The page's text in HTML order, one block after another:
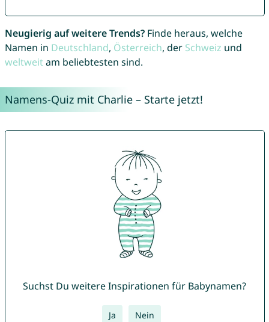
Neugierig auf weitere Trends?Finde heraus, welche
Namen in Deutschland, Österreich, der Schweiz und
weltweitam beliebtesten sind.
Namens-Quiz mit Charlie – Starte jetzt!
Suchst Du weitere Inspirationen für Babynamen?
Ja Nein